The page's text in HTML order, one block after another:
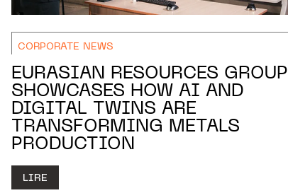
CORPORATE NEWS
EURASIAN RESOURCES GROUP
SHOWCASES HOW AI AND
DIGITAL TWINS ARE
TRANSFORMING METALS
PRODUCTION
LIRE